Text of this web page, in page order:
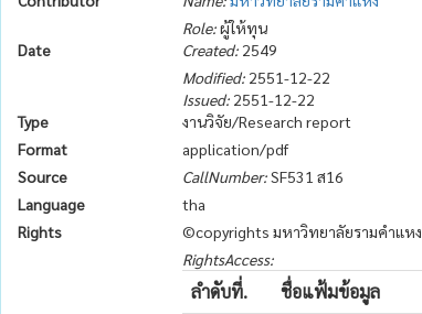
Role:ผู้ให้ทุน
Date
Created: 2549
Modified: 2551-12-22
Issued: 2551-12-22
Type
งานวิจัย/Research report
Format
application/pdf
Source
CallNumber:SF531 ส16
Language
tha
Rights
©copyrights มหาวิทยาลัยรามคำแหง
RightsAccess:
ลำดับที่. ชื่อแฟ้มข้อมูล